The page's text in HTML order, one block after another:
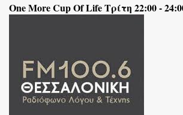
One More Cup Of Life Τρίτη 22:00 -